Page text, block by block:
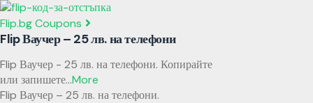
Flip.bg Coupons
Flip Ваучер – 25 лв. на телефони
Flip Ваучер - 25 лв. на телефони. Копирайте
или запишете...More
Flip Ваучер – 25 лв. на телефони.